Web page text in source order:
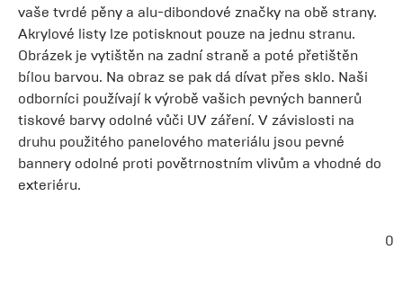
vaše tvrdé pěny a alu-dibondové značky na obě strany.
Akrylové listy lze potisknout pouze na jednu stranu.
Obrázek je vytištěn na zadní straně a poté přetištěn
bílou barvou. Na obraz se pak dá dívat přes sklo. Naši
odborníci používají k výrobě vašich pevných bannerů
tiskové barvy odolné vůči UV záření. V závislosti na
druhu použitého panelového materiálu jsou pevné
bannery odolné proti povětrnostním vlivům a vhodné do
exteriéru.
0